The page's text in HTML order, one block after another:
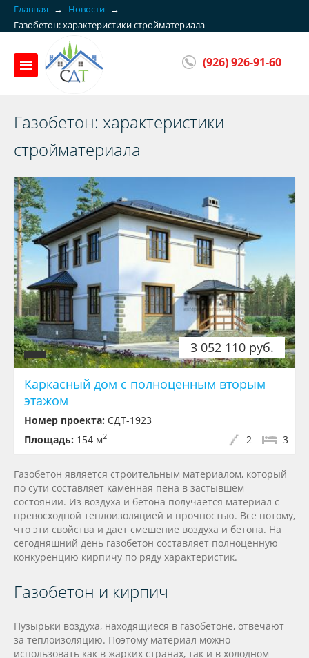
Главная → Новости
→
Газобетон: характеристики стройматериала
(926) 926-91-60
Газобетон: характеристики
стройматериала
3 052 110 руб.
Каркасный дом с полноценным вторым
этажом
Номер проекта: СДТ-1923
Площадь: 154 м2 3
2
Газобетон является строительным материалом, который
по сути составляет каменная пена в застывшем
состоянии. Из воздуха и бетона получается материал с
превосходной теплоизоляцией и прочностью. Все потому,
что эти свойства и дает смешение воздуха и бетона. На
сегодняшний день газобетон составляет полноценную
конкуренцию кирпичу по ряду характеристик.
Газобетон и кирпич
Пузырьки воздуха, находящиеся в газобетоне, отвечают
за теплоизоляцию. Поэтому материал можно
использовать как в жарких странах, так и в холодном